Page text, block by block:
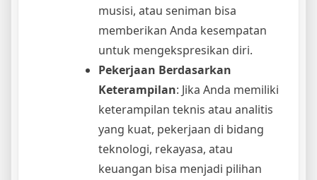
musisi, atau seniman bisa
memberikan Anda kesempatan
untuk mengekspresikan diri.
Pekerjaan Berdasarkan
Keterampilan: Jika Anda memiliki
keterampilan teknis atau analitis
yang kuat, pekerjaan di bidang
teknologi, rekayasa, atau
keuangan bisa menjadi pilihan